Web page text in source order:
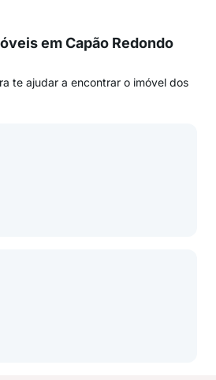
em Capão Redondo
te ajudar a encontrar o imóvel dos